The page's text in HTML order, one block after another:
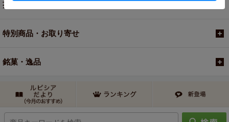
茶器・オリジナルグッズ
特別商品・お取り寄せ
銘菓・逸品